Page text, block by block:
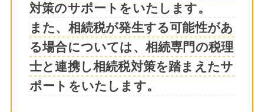
対策のサポートをいたします。
また、相続税が発生する可能性があ
る場合については、相続専門の税理
士と連携し相続税対策を踏まえたサ
ポートをいたします。